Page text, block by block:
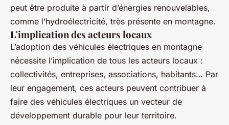
peut être produite à partir d’énergies renouvelables,
comme l’hydroélectricité, très présente en montagne.
L’implication des acteurs locaux
L’adoption des véhicules électriques en montagne
nécessite l’implication de tous les acteurs locaux :
collectivités, entreprises, associations, habitants… Par
leur engagement, ces acteurs peuvent contribuer à
faire des véhicules électriques un vecteur de
développement durable pour leur territoire.